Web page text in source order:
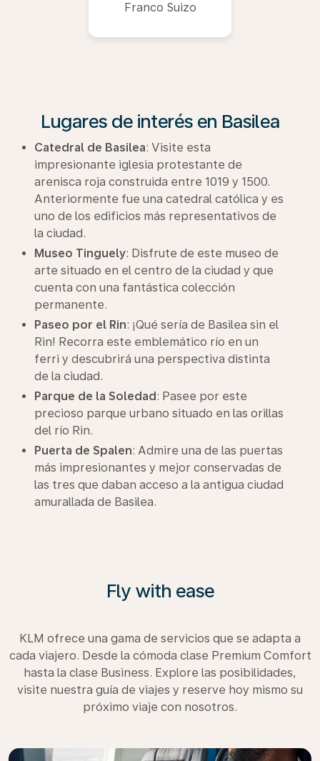
Franco Suizo
Lugares de interés en Basilea
Catedral de Basilea: Visite esta
impresionante iglesia protestante de
arenisca roja construida entre 1019 y 1500.
Anteriormente fue una catedral católica y es
uno de los edificios más representativos de
la ciudad.
Museo Tinguely: Disfrute de este museo de
arte situado en el centro de la ciudad y que
cuenta con una fantástica colección
permanente.
Paseo por el Rin: ¡Qué sería de Basilea sin el
Rin! Recorra este emblemático río en un
ferri y descubrirá una perspectiva distinta
de la ciudad.
Parque de la Soledad: Pasee por este
precioso parque urbano situado en las orillas
del río Rin.
Puerta de Spalen: Admire una de las puertas
más impresionantes y mejor conservadas de
las tres que daban acceso a la antigua ciudad
amurallada de Basilea.
Fly with ease
KLM ofrece una gama de servicios que se adapta a
cada viajero. Desde la cómoda clase Premium Comfort
hasta la clase Business. Explore las posibilidades,
visite nuestra guía de viajes y reserve hoy mismo su
próximo viaje con nosotros.